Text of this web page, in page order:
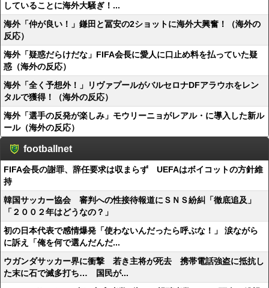
していることに海外大騒ぎ！...
海外「仲が良い！」鎌田と冨安の2ショットに海外大興奮！（海外の
反応）
海外「疑惑だらけだな」FIFA会長に愛人に口止め料を払っていた疑
惑（海外の反応）
海外「全く予想外！」リヴァプールがバルセロナDFアラウホをレン
タルで獲得！（海外の反応）
海外「選手の反発が楽しみ」モウリーニョがレアル・に導入した新ル
ール（海外の反応）
footballnet
FIFA会長の謝罪、辞任要求は収まらず UEFAはボイコットの方針維
持
韓国サッカー協会 審判への性接待報道にＳＮＳ紛糾「徹底追及」
「２００２年はどうなの？」
初の日本代表で感情爆発「使わないんだったら呼ぶな！」 涙ながら
に訴え「俺を何で選んだんだ...
ウガンダサッカー界に衝撃 若き主将が死去 携帯電話強盗に抵抗し
た末に石で滅多打ち… 国民が...